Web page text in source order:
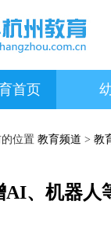
首页
位置 教育频道 > 教
AI、机器人